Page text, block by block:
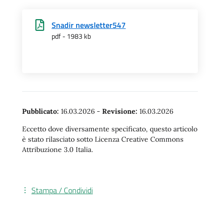
Snadir newsletter547
pdf - 1983 kb
Pubblicato: 16.03.2026 - Revisione: 16.03.2026
Eccetto dove diversamente specificato, questo articolo
è stato rilasciato sotto Licenza Creative Commons
Attribuzione 3.0 Italia.
Stampa / Condividi